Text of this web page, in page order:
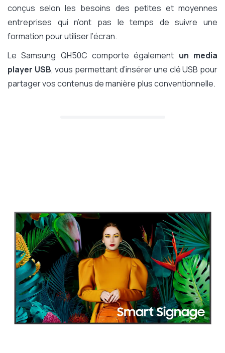
conçus selon les besoins des petites et moyennes
entreprises qui n’ont pas le temps de suivre une
formation pour utiliser l’écran.
Le Samsung QH50C comporte également un media
player USB, vous permettant d’insérer une clé USB pour
partager vos contenus de manière plus conventionnelle.